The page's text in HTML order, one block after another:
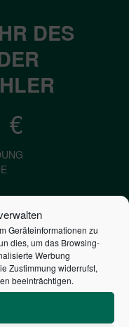
Geräteinformationen zu
dies, um das Browsing-
Werbung
Zustimmung widerrufst,
beeinträchtigen.
DES
€